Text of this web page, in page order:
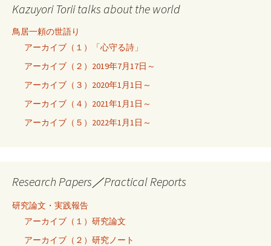
Kazuyori Torii talks about the world
鳥居一頼の世語り
アーカイブ（１）「心守る詩」
アーカイブ（２）2019年7月17日～
アーカイブ（３）2020年1月1日～
アーカイブ（４）2021年1月1日～
アーカイブ（５）2022年1月1日～
Research Papers／Practical Reports
研究論文・実践報告
アーカイブ（１）研究論文
アーカイブ（２）研究ノート